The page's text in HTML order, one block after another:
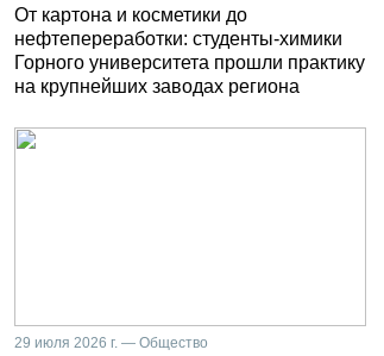
От картона и косметики до
нефтепереработки: студенты-химики
Горного университета прошли практику
на крупнейших заводах региона
29 июля 2026 г. — Общество